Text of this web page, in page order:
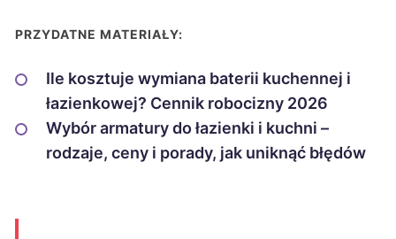
PRZYDATNE MATERIAŁY:
Ile kosztuje wymiana baterii kuchennej i
łazienkowej? Cennik robocizny 2026
Wybór armatury do łazienki i kuchni –
rodzaje, ceny i porady, jak uniknąć błędów